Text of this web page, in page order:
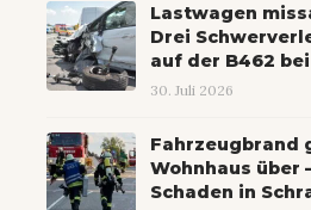
Lastwagen
Drei
auf der B462
30. Juli 2026
Fahrzeugbrand
Wohnhaus über
Schaden in